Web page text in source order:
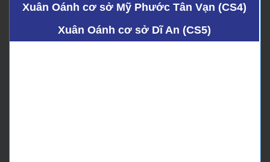
Xuân Oánh cơ sở Mỹ Phước Tân Vạn (CS4)
Xuân Oánh cơ sở Dĩ An (CS5)